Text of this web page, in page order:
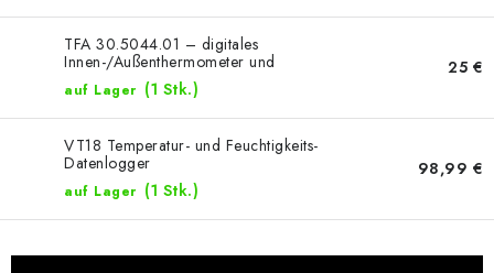
TFA 30.5044.01 – digitales
Innen-/Außenthermometer und
Außenhygrometer
auf Lager (1 Stk.)
25 €
VT18 Temperatur- und Feuchtigkeits-
Datenlogger
auf Lager (1 Stk.)
98,99 €